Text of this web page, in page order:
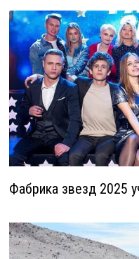
Фабрика звезд 2025